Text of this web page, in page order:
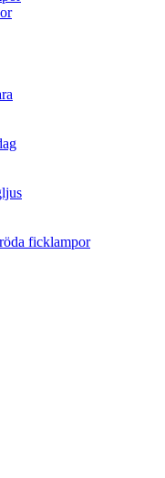
ficklampor